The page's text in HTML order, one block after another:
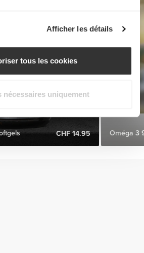
Afficher les détails
tous les cookies
nécessaires uniquement
CHF 14.95 Oméga 3